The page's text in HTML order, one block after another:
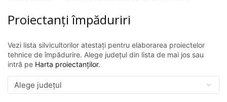
Proiectanți împăduriri
Vezi lista silvicultorilor atestați pentru elaborarea proiectelor
tehnice de împădurire. Alege județul din lista de mai jos sau
intră pe Harta proiectanților.